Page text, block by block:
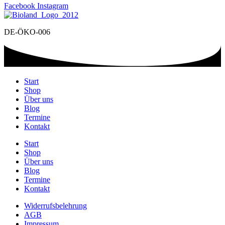
Facebook Instagram
DE-ÖKO-006
Start
Shop
Über uns
Blog
Termine
Kontakt
Start
Shop
Über uns
Blog
Termine
Kontakt
Widerrufsbelehrung
AGB